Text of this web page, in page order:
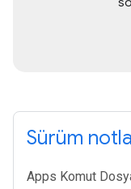
Sürüm
Apps Komut